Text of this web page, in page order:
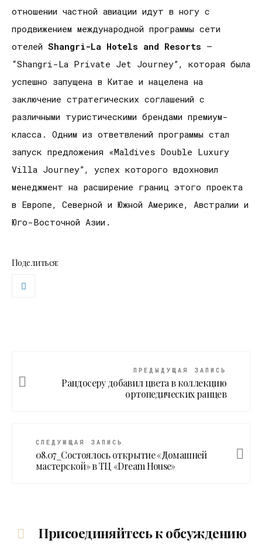
отношении частной авиации идут в ногу с
продвижением международной программы сети
отелей Shangri-La Hotels and Resorts –
“Shangri-La Private Jet Journey”, которая была
успешно запущена в Китае и нацелена на
заключение стратегических соглашений с
различными туристическими брендами премиум-
класса. Одним из ответвлений программы стал
запуск предложения «Maldives Double Luxury
Villa Journey”, успех которого вдохновил
менеджмент на расширение границ этого проекта
в Европе, Северной и Южной Америке, Австралии и
Юго-Восточной Азии.
Поделиться:
ПРЕДЫДУЩАЯ ЗАПИСЬ
Рандосеру добавил цвета в коллекцию
ортопедических ранцев
СЛЕДУЮЩАЯ ЗАПИСЬ
08.07_Состоялось открытие «Домашней
мастерской» в ТЦ «Dream House»
Присоединяйтесь к обсуждению